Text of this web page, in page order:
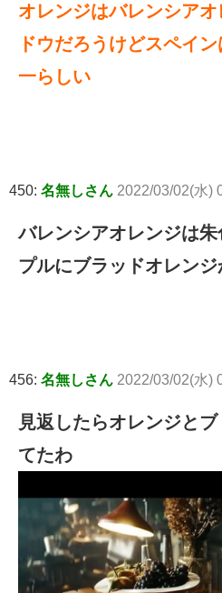
オレンジはバレンシア
ドウだろうけどスペイ
一らしい
450: 名無しさん 2022/03/02(水)
バレンシアオレンジは
プルにブラッドオレンジ
456: 名無しさん 2022/03/02(水)
見返したらオレンジと
てたわ